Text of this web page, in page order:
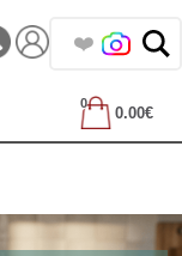
|||
❤️ Βρες
0
0.00€